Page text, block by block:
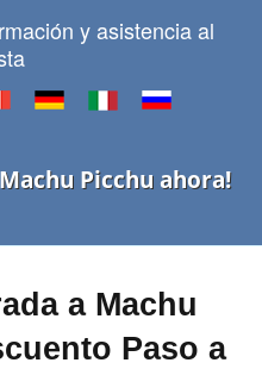
y asistencia al
Picchu ahora!
a Machu
Paso a